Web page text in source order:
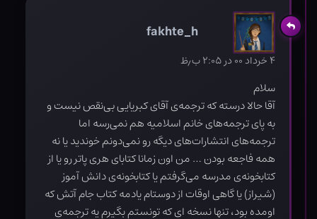
fakhte_h
۴ خرداد ۰۰ در ۲:۰۵ ب٫ظ
سلام
آقا حالا درسته که ترجمه‌ی آقای کبریایی بی‌نقص نیست و
به پای ترجمه‌های خانم اسلامیه هم نمی‌رسه اما
ترجمه‌های انتشارات‌های دیگه رو نمی‌دونم خوندید یا نه
همه فاجعه بودن … من اون زمانا کتابای هری پاتر رو یا از
کتابخونه‌ی مدرسه می‌گرفتم یا کتابخونه‌ی دانش آموز
(شیراز) یا گاهی اوقات از دوستام یادمه کتاب جام آتش که
اومده بود، تنها نسخه ای که تونستم بگیرم یه ترجمه‌ی